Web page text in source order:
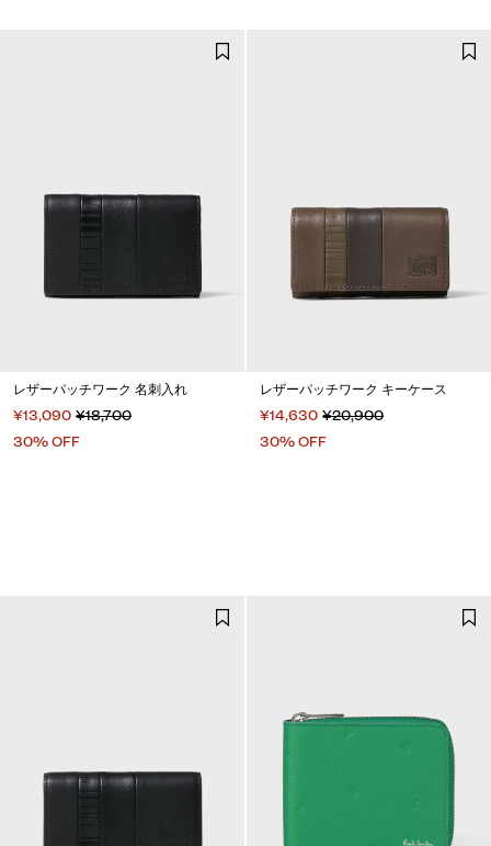
レザーパッチワーク 名刺入れ
¥13,090 ¥18,700
30% OFF
レザーパッチワーク キーケース
¥14,630 ¥20,900
30% OFF